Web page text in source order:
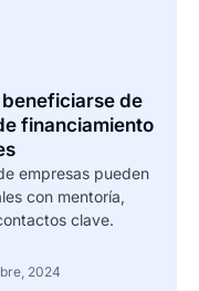
de
financiamiento
empresas pueden
con mentoría,
clave.
2024